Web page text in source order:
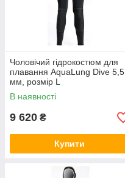
Чоловічий гідрокостюм для
плавання AquaLung Dive 5,5
мм, розмір L
В наявності
9 620 ₴
Купити